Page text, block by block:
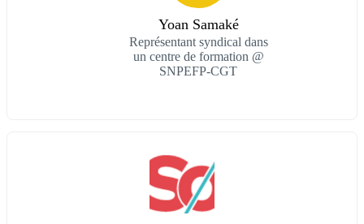
Yoan Samaké
Représentant syndical dans
un centre de formation @
SNPEFP-CGT